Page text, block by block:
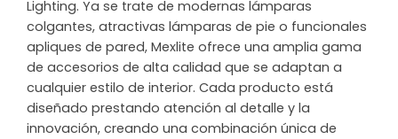
Lighting. Ya se trate de modernas lámparas
colgantes, atractivas lámparas de pie o funcionales
apliques de pared, Mexlite ofrece una amplia gama
de accesorios de alta calidad que se adaptan a
cualquier estilo de interior. Cada producto está
diseñado prestando atención al detalle y la
innovación, creando una combinación única de